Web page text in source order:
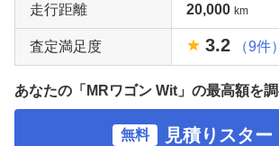
走行距離 20,000 km
査定満足度 3.2 （9件）
あなたの「MRワゴン Wit」の最高額を
無料 見積りスター